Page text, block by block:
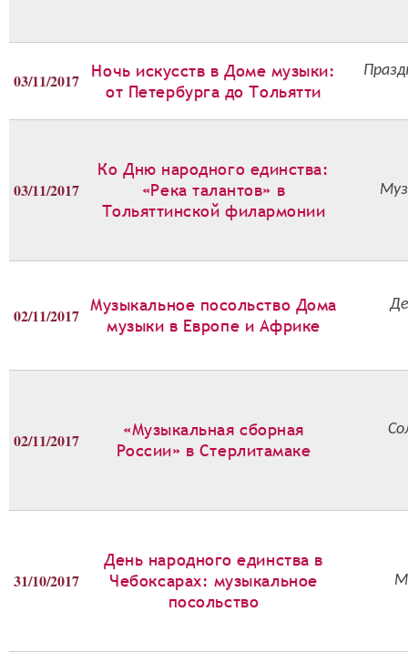
03/11/2017
Ночь искусств в Доме музыки:
от Петербурга до Тольятти
03/11/2017
Ко Дню народного единства:
«Река талантов» в
Тольяттинской филармонии
02/11/2017
Музыкальное посольство Дома
музыки в Европе и Африке
02/11/2017
«Музыкальная сборная
России» в Стерлитамаке
31/10/2017
День народного единства в
Чебоксарах: музыкальное
посольство